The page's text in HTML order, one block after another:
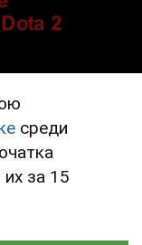
среди
за 15